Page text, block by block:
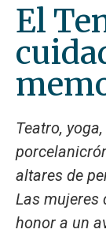
El
Teatro,
altares de
Las mujeres
honor a un